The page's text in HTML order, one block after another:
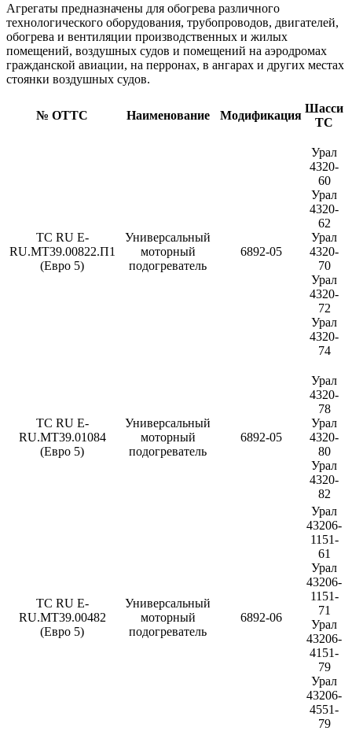
Агрегаты предназначены для обогрева различного
технологического оборудования, трубопроводов, двигателей,
обогрева и вентиляции производственных и жилых
помещений, воздушных судов и помещений на аэродромах
гражданской авиации, на перронах, в ангарах и других местах
стоянки воздушных судов.
№ ОТТС Наименование Модификация
Шасси
ТС
ТС RU E-
RU.МТ39.00822.П1
(Евро 5)
Универсальный
моторный
подогреватель
6892-05
Урал
4320-
60
Урал
4320-
62
Урал
4320-
70
Урал
4320-
72
Урал
4320-
74
ТС RU E-
RU.МТ39.01084
(Евро 5)
Универсальный
моторный
подогреватель
6892-05
Урал
4320-
78
Урал
4320-
80
Урал
4320-
82
ТС RU E-
RU.МТ39.00482
(Евро 5)
Универсальный
моторный
подогреватель
6892-06
Урал
43206-
1151-
61
Урал
43206-
1151-
71
Урал
43206-
4151-
79
Урал
43206-
4551-
79